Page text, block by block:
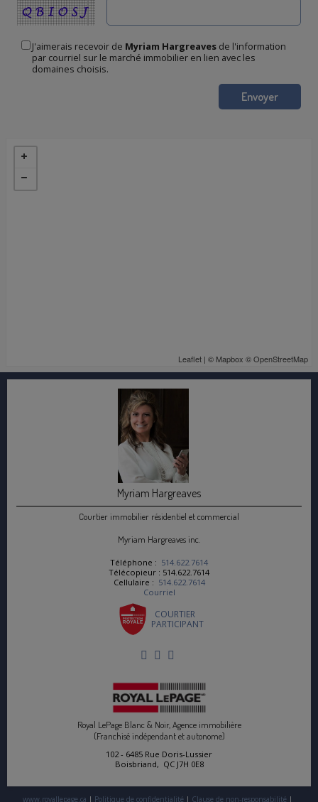
J'aimerais recevoir de Myriam Hargreaves de l'information
par courriel sur le marché immobilier en lien avec les
domaines choisis.
Leaflet | © Mapbox ©OpenStreetMap
Myriam Hargreaves
Courtier immobilier résidentiel et commercial
Myriam Hargreaves inc.
Téléphone : 514.622.7614
Télécopieur : 514.622.7614
Cellulaire : 514.622.7614
Courriel
COURTIER
PARTICIPANT
Royal LePage Blanc & Noir, Agence immobilière
(Franchisé indépendant et autonome)
102 - 6485 Rue Doris-Lussier
Boisbriand, QC J7H 0E8
www.royallepage.ca | Politique de confidentialité | Clause de non-responsabilité |